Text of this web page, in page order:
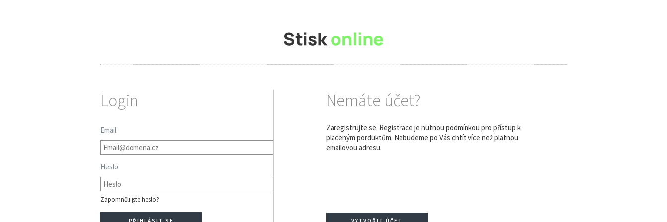
Login
Email
Heslo
Zapomněli jste heslo?
Nemáte účet?
Zaregistrujte se. Registrace je nutnou podmínkou pro přístup k
placeným porduktům. Nebudeme po Vás chtít více než platnou
emailovou adresu.
VYTVOŘIT ÚČET